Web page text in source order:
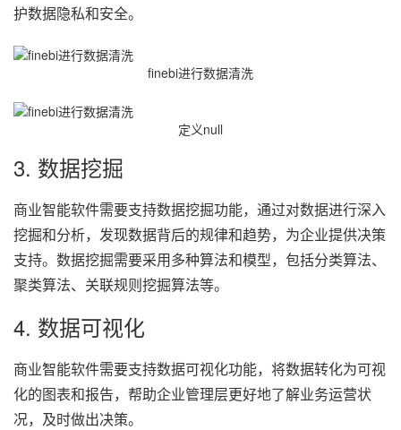
护数据隐私和安全。
finebi进行数据清洗
定义null
3. 数据挖掘
商业智能软件需要支持数据挖掘功能，通过对数据进行深入
挖掘和分析，发现数据背后的规律和趋势，为企业提供决策
支持。数据挖掘需要采用多种算法和模型，包括分类算法、
聚类算法、关联规则挖掘算法等。
4. 数据可视化
商业智能软件需要支持数据可视化功能，将数据转化为可视
化的图表和报告，帮助企业管理层更好地了解业务运营状
况，及时做出决策。